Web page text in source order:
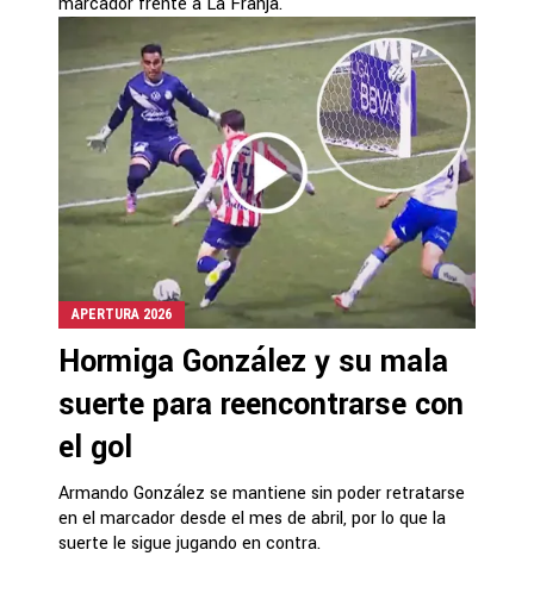
APERTURA 2026
Hormiga González y su mala
suerte para reencontrarse con
el gol
Armando González se mantiene sin poder retratarse
en el marcador desde el mes de abril, por lo que la
suerte le sigue jugando en contra.